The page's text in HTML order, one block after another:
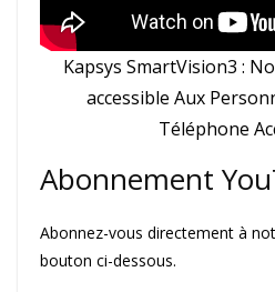
Kapsys SmartVision3 :
accessible Aux
Téléphone
Abonnement
Abonnez-vous directement à
bouton ci-dessous.